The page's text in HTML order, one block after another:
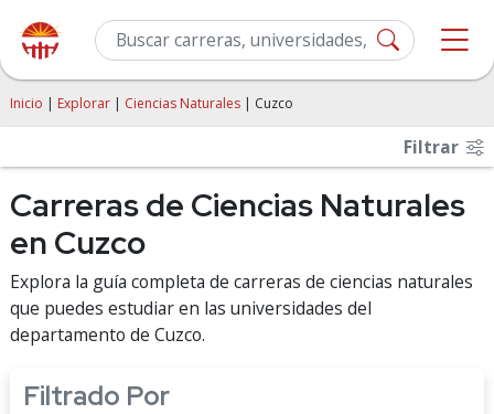
Inicio | Explorar | Ciencias Naturales | Cuzco
Filtrar
Carreras de Ciencias Naturales
en Cuzco
Explora la guía completa de carreras de ciencias naturales
que puedes estudiar en las universidades del
departamento de Cuzco.
Filtrado Por